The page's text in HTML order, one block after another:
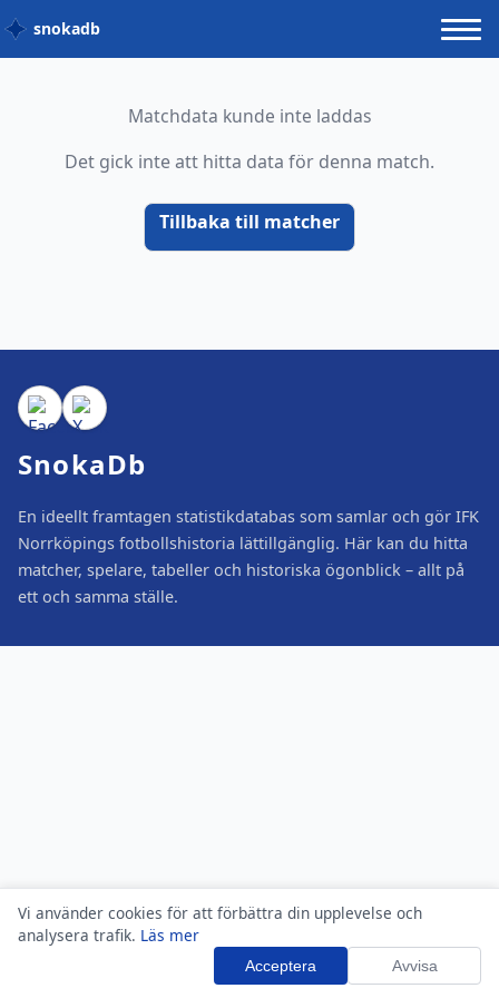
Vi använder cookies för att förbättra din upplevelse och
analysera trafik. Läs mer
Acceptera Avvisa
snokadb
Matchdata kunde inte laddas
Det gick inte att hitta data för denna match.
Tillbaka till matcher
SnokaDb
En ideellt framtagen statistikdatabas som samlar och gör IFK
Norrköpings fotbollshistoria lättillgänglig. Här kan du hitta
matcher, spelare, tabeller och historiska ögonblick – allt på
ett och samma ställe.